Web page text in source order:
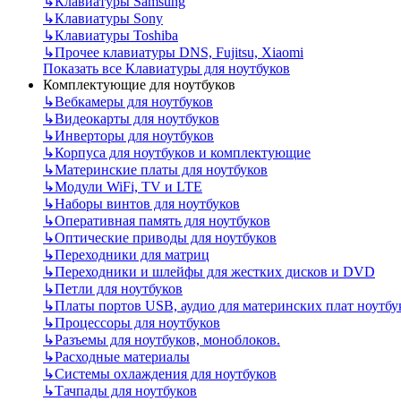
↳Клавиатуры Sony
↳Клавиатуры Toshiba
↳Прочее клавиатуры DNS, Fujitsu, Xiaomi
Показать все Клавиатуры для ноутбуков
Комплектующие для ноутбуков
↳Вебкамеры для ноутбуков
↳Видеокарты для ноутбуков
↳Инверторы для ноутбуков
↳Корпуса для ноутбуков и комплектующие
↳Материнские платы для ноутбуков
↳Модули WiFi, TV и LTE
↳Наборы винтов для ноутбуков
↳Оперативная память для ноутбуков
↳Оптические приводы для ноутбуков
↳Переходники для матриц
↳Переходники и шлейфы для жестких дисков и DVD
↳Петли для ноутбуков
↳Платы портов USB, аудио для материнских плат
↳Процессоры для ноутбуков
↳Разъемы для ноутбуков, моноблоков.
↳Расходные материалы
↳Системы охлаждения для ноутбуков
↳Тачпады для ноутбуков